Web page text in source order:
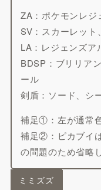
ZA：ポケモンレジ
SV：スカーレット
LA：レジェンズア
BDSP：ブリリア
ール
剣盾：ソード、シ
補足①：左が通常
補足②：ピカブイ
の問題のため省略
ミミズズ